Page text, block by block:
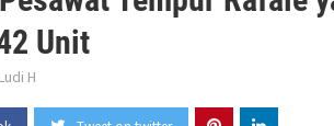
Unit
Ludi H